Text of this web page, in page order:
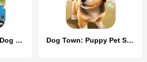
Dog Simulator Pet Dog Games 3D Dog Town: Puppy Pet Shop Games